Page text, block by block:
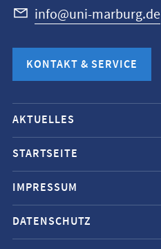
info@uni-marburg.de
KONTAKT & SERVICE
Mobile-
Service-
Navigation
und
Social
Media
Kontakte
AKTUELLES
STARTSEITE
IMPRESSUM
DATENSCHUTZ